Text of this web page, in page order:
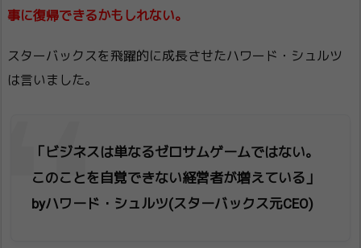
事に復帰できるかもしれない。
スターバックスを飛躍的に成長させたハワード・シュルツ
は言いました。
「ビジネスは単なるゼロサムゲームではない。
このことを自覚できない経営者が増えている」
byハワード・シュルツ(スターバックス元CEO)